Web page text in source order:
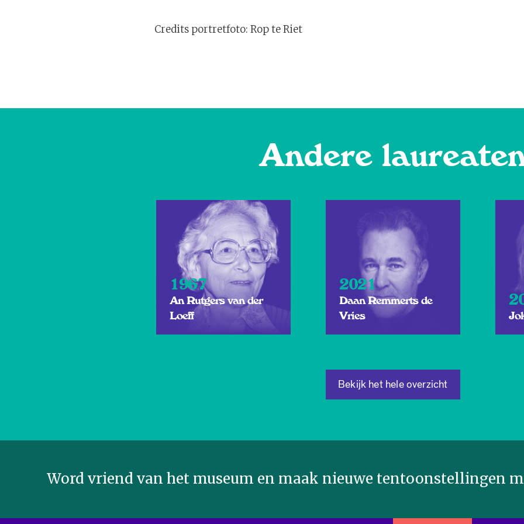
Credits portretfoto: Rop te Riet
Andere
1967
An Rutgers van der
Loeff
2021
Daan Remmerts de
Vries
Bekijk het hele overzicht
Word vriend van het museum en maak nieuwe tentoonstellingen